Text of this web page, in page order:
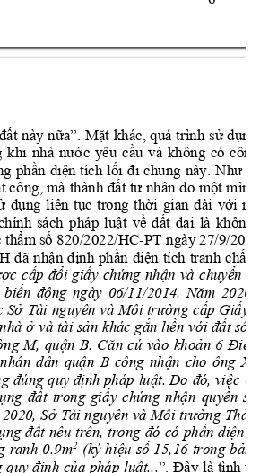
đất này nữa”. Mặt khác, quá trình sử dụ
khi nhà nước yêu cầu và không có
phần diện tích lối đi chung này . Như
công, mà thành đất tư nhân do một m
dụng liên tục trong thời gian dài với
sách pháp luật về đất đai là không
thẩm số 820/2022/HC-PT ngày 27/9/
H đã nhận định phần diện tích tranh chấ
cấp đổi giấy chứng nhận và chuyển
biến động ngày 06/11/2014. Năm 2020,
Sở Tài nguyên và Môi trường cấp Giấy
ở và tài sản khác gắn liền với đất số
M, quận B. Căn cứ vào khoản 6
nhân dân quận B công nhận cho ông X
đúng quy định pháp luật. Do đó, việc
đất trong giấy chứng nhận quyền
2020, Sở Tài nguyên và Môi trường
đất nêu trên, trong đó có phần diện
ranh 0.9m2 (ký hiệu số 15,16 trong bản
quy định của pháp luật...”. Đây là tình